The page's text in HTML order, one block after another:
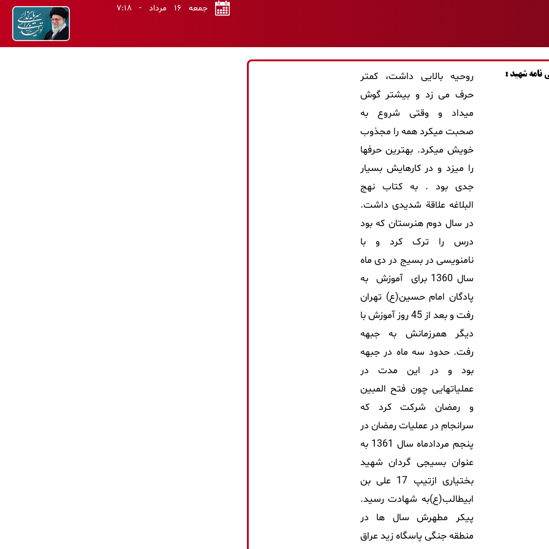
جمعه ۱۶ مرداد - ۷:۱۸
نامه شهید :
روحیه بالایی داشت، کمتر
حرف می زد و بیشتر گوش
میداد و وقتی شروع به
صحبت میکرد همه را مجذوب
خویش میکرد. بهترین حرفها
را میزد و در کارهایش بسیار
جدی بود . به کتاب نهج
البلاغه علاقة شدیدی داشت.
در سال دوم هنرستان که بود
درس را ترک کرد و با
نامنویسی در بسیج در دی ماه
سال 1360 برای آموزش به
پادگان امام حسین(ع) تهران
رفت و بعد از 45 روز آموزش با
دیگر همرزمانش به جبهه
رفت. حدود سه ماه در جبهه
بود و در این مدت در
عملیاتهایی چون فتح المبین
و رمضان شرکت کرد که
سرانجام در عملیات رمضان در
پنجم مردادماه سال 1361 به
عنوان بسیجی گردان شهید
بختیاری ازتیپ 17 علی بن
ابیطالب(ع)به شهادت رسید.
پیکر مطهرش سال ها در
منطقه جنگی پاسگاه زید عراق